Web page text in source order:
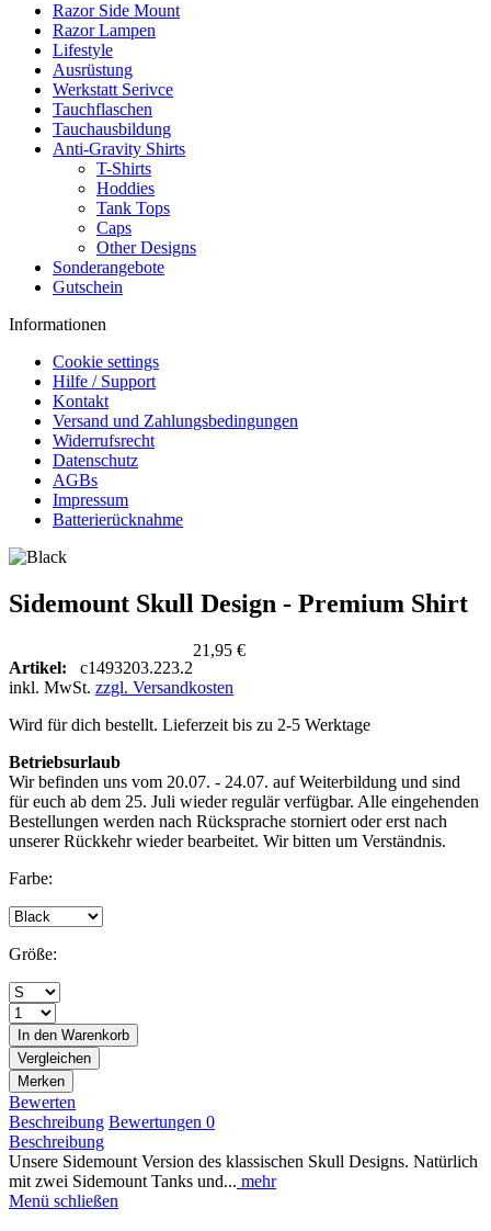
Razor Side Mount
Razor Lampen
Lifestyle
Ausrüstung
Werkstatt Serivce
Tauchflaschen
Tauchausbildung
Anti-Gravity Shirts
T-Shirts
Hoddies
Tank Tops
Caps
Other Designs
Sonderangebote
Gutschein
Informationen
Cookie settings
Hilfe / Support
Kontakt
Versand und Zahlungsbedingungen
Widerrufsrecht
Datenschutz
AGBs
Impressum
Batterierücknahme
Sidemount Skull Design - Premium Shirt
Artikel: c1493203.223.2
21,95 €
inkl. MwSt. zzgl. Versandkosten
Wird für dich bestellt. Lieferzeit bis zu 2-5 Werktage
Betriebsurlaub
Wir befinden uns vom 20.07. - 24.07. auf Weiterbildung und sind
für euch ab dem 25. Juli wieder regulär verfügbar. Alle eingehenden
Bestellungen werden nach Rücksprache storniert oder erst nach
unserer Rückkehr wieder bearbeitet. Wir bitten um Verständnis.
Farbe:
Größe:
In den Warenkorb
Vergleichen
Merken
Bewerten
Beschreibung Bewertungen 0
Beschreibung
Unsere Sidemount Version des klassischen Skull Designs. Natürlich
mit zwei Sidemount Tanks und... mehr
Menü schließen